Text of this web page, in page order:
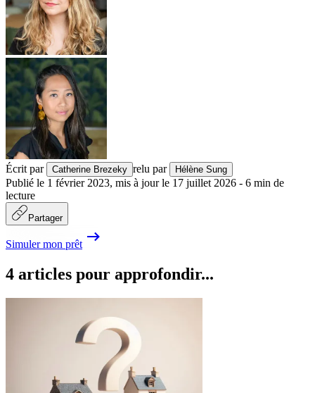
Écrit par Catherine Brezeky relu par Hélène Sung
Publié le 1 février 2023, mis à jour le 17 juillet 2026 - 6 min de
lecture
Partager
Simuler mon prêt
4 articles pour approfondir...